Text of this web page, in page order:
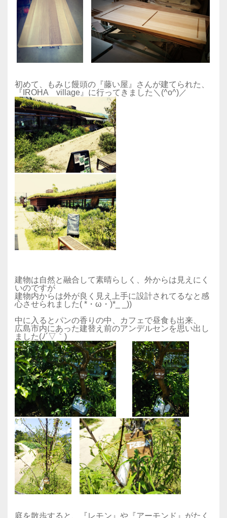
初めて、もみじ饅頭の『藤い屋』さんが建てられた、
『IROHA village』に行ってきました＼(^o^)／
建物は自然と融合して素晴らしく、外からは見えにく
いのですが
建物内からは外が良く見え上手に設計されてるなと感
心させられました( *・ω・)*_ _))
中に入るとパンの香りの中、カフェで昼食も出来、
広島市内にあった建替え前のアンデルセンを思い出し
ました(ﾉ´▽｀)
庭を散歩すると、『レモン』や『アーモンド』がたく